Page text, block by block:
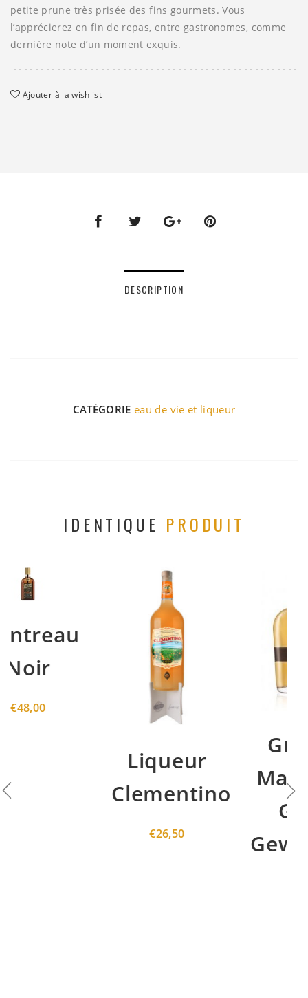
petite prune très prisée des fins gourmets. Vous
l’apprécierez en fin de repas, entre gastronomes, comme
dernière note d’un moment exquis.
Ajouter à la wishlist
DESCRIPTION
CATÉGORIE eau de vie et liqueur
IDENTIQUE PRODUIT
Clementino
Marzadro
Giare